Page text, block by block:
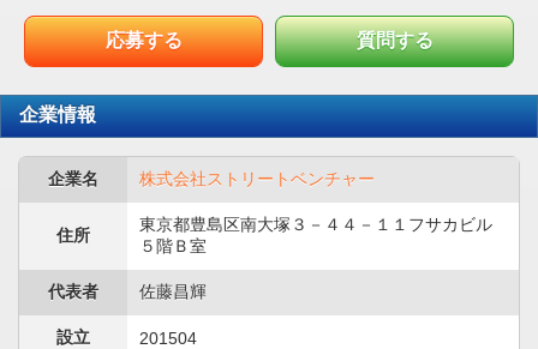
応募する 質問する
企業情報
企業名 株式会社ストリートベンチャー
住所
東京都豊島区南大塚３－４４－１１フサカビル
５階Ｂ室
代表者 佐藤昌輝
設立 201504